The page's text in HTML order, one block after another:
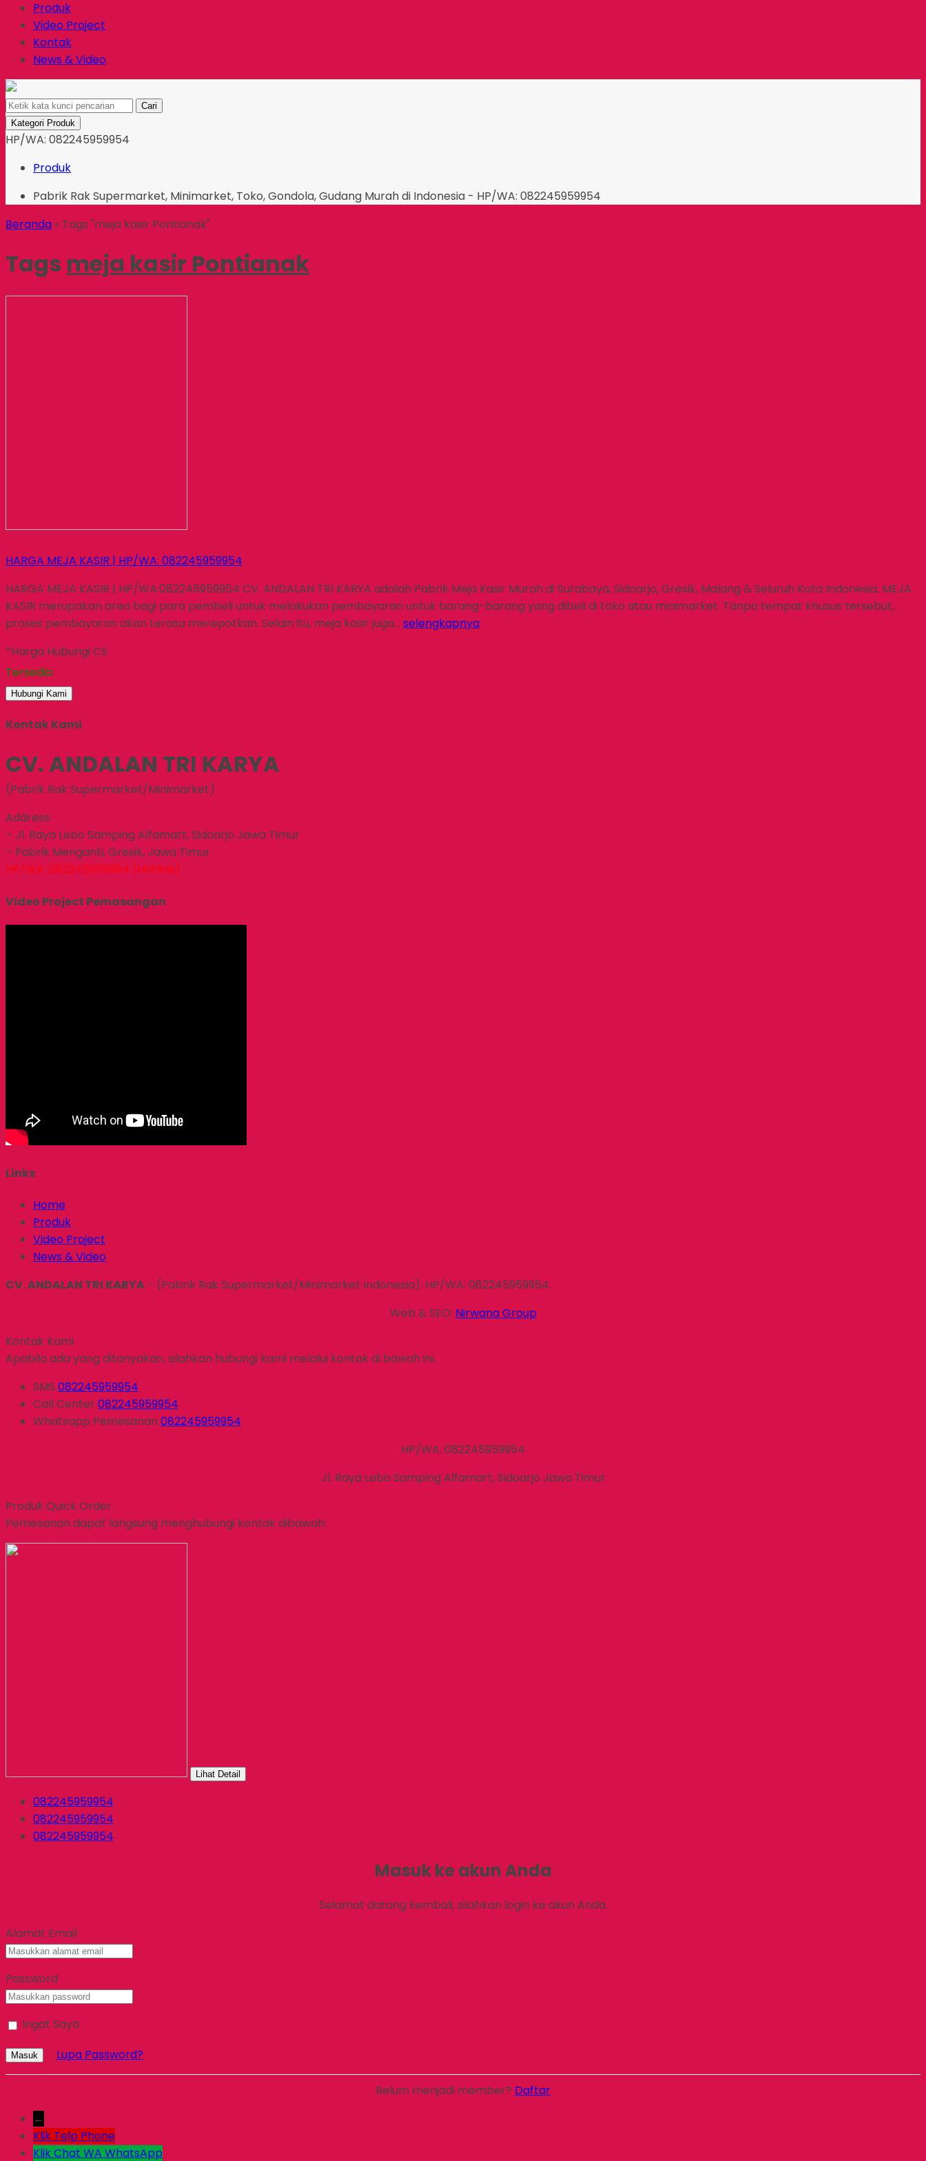
Produk
Video Project
Kontak
News & Video
Cari
Kategori Produk
HP/WA: 082245959954
Produk
Pabrik Rak Supermarket, Minimarket, Toko, Gondola, Gudang Murah di Indonesia - HP/WA: 082245959954
Beranda » Tags "meja kasir Pontianak"
Tags meja kasir Pontianak
HARGA MEJA KASIR | HP/WA: 082245959954
HARGA MEJA KASIR | HP/WA:082245959954 CV. ANDALAN TRI KARYA adalah Pabrik Meja Kasir Murah di Surabaya, Sidoarjo, Gresik, Malang & Seluruh Kota Indonesia. MEJA
KASIR merupakan area bagi para pembeli untuk melakukan pembayaran untuk barang-barang yang dibeli di toko atau minimarket. Tanpa tempat khusus tersebut,
proses pembayaran akan terasa merepotkan. Selain itu, meja kasir juga… selengkapnya
*Harga Hubungi CS
Tersedia
Hubungi Kami
Kontak Kami
CV. ANDALAN TRI KARYA
(Pabrik Rak Supermarket/Minimarket)
Address:
– Jl. Raya Lebo Samping Alfamart, Sidoarjo Jawa Timur
– Pabrik Menganti, Gresik, Jawa Timur
HP/WA: 082245959954 (Hotline)
Video Project Pemasangan
Links
Home
Produk
Video Project
News & Video
CV. ANDALAN TRI KARYA - (Pabrik Rak Supermarket/Minimarket Indonesia). HP/WA: 082245959954.
Web & SEO: Nirwana Group
Kontak Kami
Apabila ada yang ditanyakan, silahkan hubungi kami melalui kontak di bawah ini.
SMS 082245959954
Call Center082245959954
Whatsapp Pemesanan 082245959954
HP/WA: 082245959954
Jl. Raya Lebo Samping Alfamart, Sidoarjo Jawa Timur
Produk Quick Order
Pemesanan dapat langsung menghubungi kontak dibawah:
Lihat Detail
082245959954
082245959954
082245959954
Masuk ke akun Anda
Selamat datang kembali, silahkan login ke akun Anda.
Alamat Email
Password
Ingat Saya
Masuk Lupa Password?
Belum menjadi member? Daftar
←
Klik Telp Phone
Klik Chat WA WhatsApp